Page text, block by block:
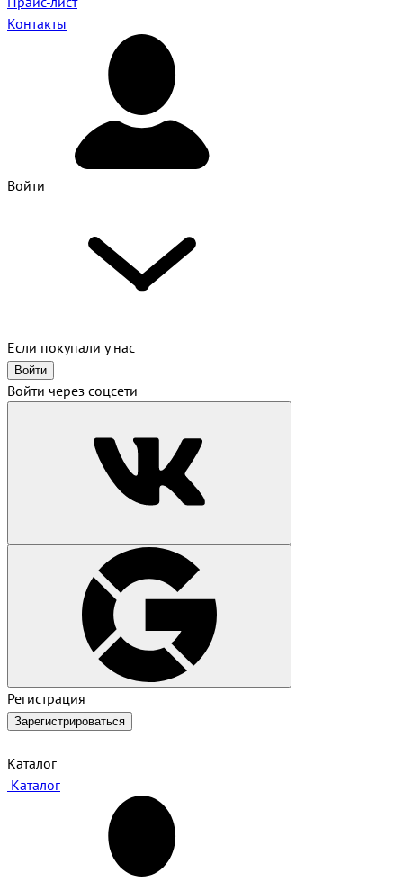
Контакты
Войти
Если покупали у нас
Войти
Войти через соцсети
Регистрация
Зарегистрироваться
Каталог
Каталог